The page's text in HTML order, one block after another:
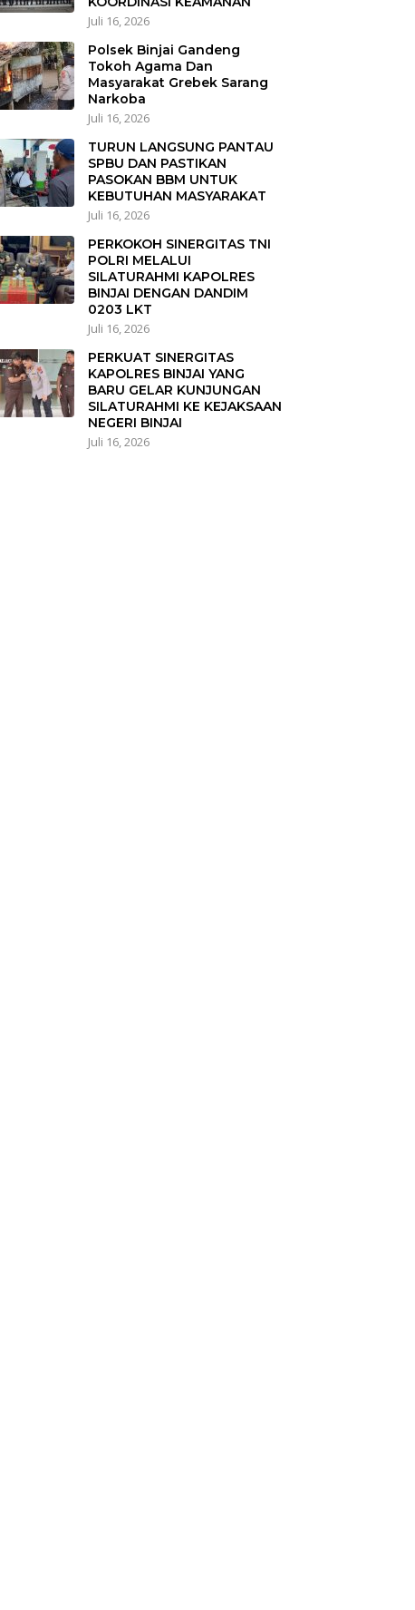
Juli 16, 2026
Polsek Binjai Gandeng
Tokoh Agama Dan
Masyarakat Grebek Sarang
Narkoba
Juli 16, 2026
TURUN LANGSUNG PANTAU
SPBU DAN PASTIKAN
PASOKAN BBM UNTUK
KEBUTUHAN MASYARAKAT
Juli 16, 2026
PERKOKOH SINERGITAS TNI
POLRI MELALUI
SILATURAHMI KAPOLRES
BINJAI DENGAN DANDIM
0203 LKT
Juli 16, 2026
PERKUAT SINERGITAS
KAPOLRES BINJAI YANG
BARU GELAR KUNJUNGAN
SILATURAHMI KE KEJAKSAAN
NEGERI BINJAI
Juli 16, 2026